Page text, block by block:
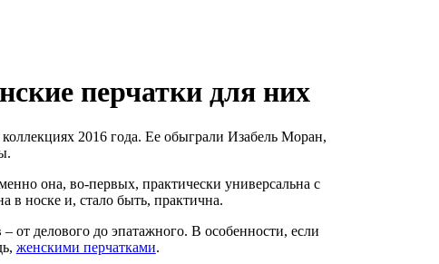
перчатки для них
2016 года. Ее обыграли Изабель Моран,
она, во-первых, практически универсальна с
в носке и, стало быть, практична.
от делового до эпатажного. В особенности, если
женскими перчатками.